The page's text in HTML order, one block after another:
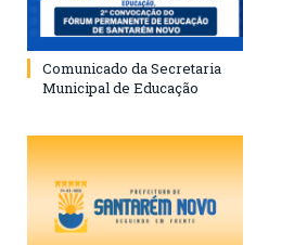
Comunicado da Secretaria
Municipal de Educação